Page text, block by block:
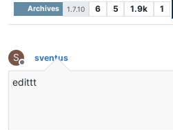
Archives 1.7.10 6 5 1.9k 1
S
Hors-ligne
sventus
edittt